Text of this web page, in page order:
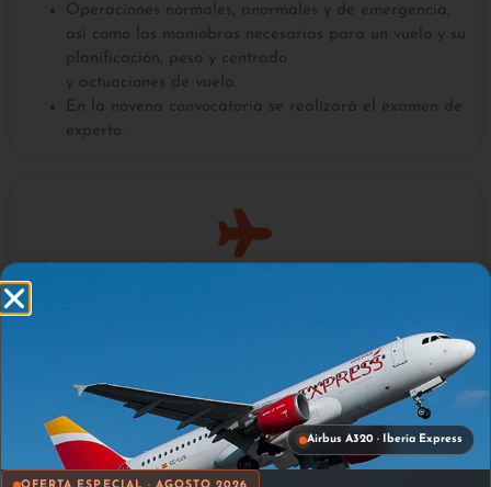
Operaciones normales, anormales y de emergencia,
así como las maniobras necesarias para un vuelo y su
planificación, peso y centrado
y actuaciones de vuelo.
En la novena convocatoria se realizará el examen de
experto.
donde se entrenarán las maniobras de despegue y
aterrizaje en diferentes configuraciones, poniendo en
práctica las habilidades adquiridas.
Duración según la experiencia.
Aproximadamente 35 y 45 minutos de tiempo de
vuelo real.
Airbus A320 · Iberia Express